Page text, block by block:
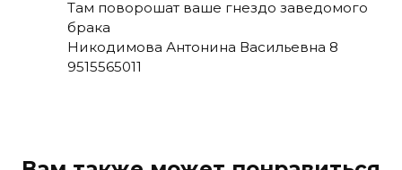
Там поворошат ваше гнездо заведомого
брака
Никодимова Антонина Васильевна 8
9515565011